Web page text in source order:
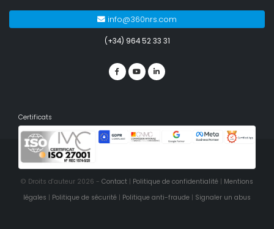
info@360nrs.com
(+34) 964 52 33 31
Certificats
© Droits d'auteur 2026 - Contact | Politique de confidentialité | Mentions
légales | Politique de sécurité | Politique anti-fraude | Signaler un abus